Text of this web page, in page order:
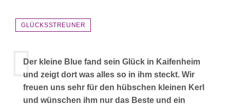
GLÜCKSSTREUNER
Der kleine Blue fand sein Glück in Kaifenheim
und zeigt dort was alles so in ihm steckt. Wir
freuen uns sehr für den hübschen kleinen Kerl
und wünschen ihm nur das Beste und ein